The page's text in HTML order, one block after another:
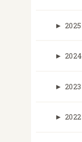
► 2025
► 2024
► 2023
► 2022